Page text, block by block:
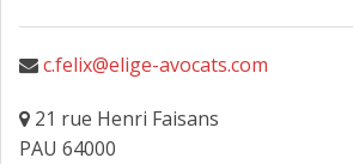
c.felix@elige-avocats.com
21 rue Henri Faisans
PAU 64000